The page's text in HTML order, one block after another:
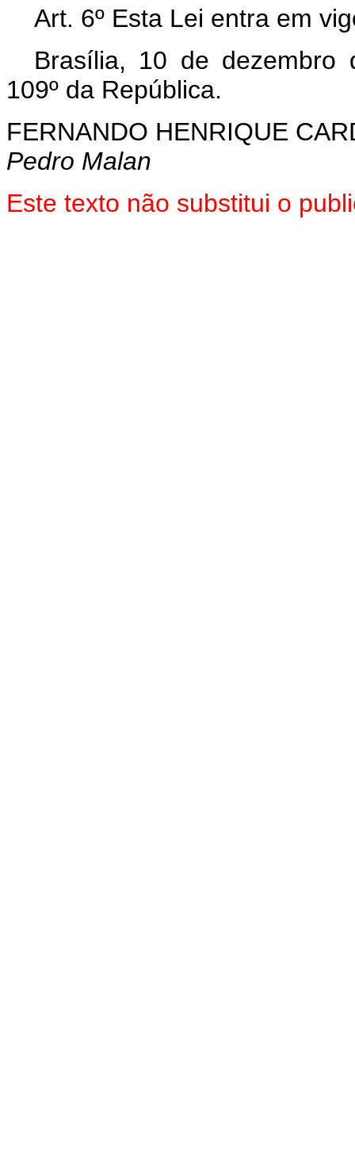
Art. 6º Esta Lei entra em
Brasília, 10 de dezembro
109º da República.
FERNANDO HENRIQUE
Pedro Malan
Este texto não substitui o